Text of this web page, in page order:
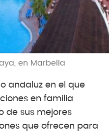
en Marbella
andaluz en el que
en familia
de sus mejores
que ofrecen para